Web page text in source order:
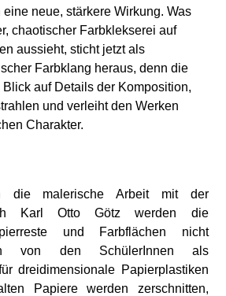
neue, stärkere Wirkung. Was
chaotischer Farbklekserei auf
aussieht, sticht jetzt als
Farbklang heraus, denn die
auf Details der Komposition,
und verleiht den Werken
Charakter.
die malerische Arbeit mit der
Karl Otto Götz werden die
und Farbflächen nicht
von den SchülerInnen als
dreidimensionale Papierplastiken
Papiere werden zerschnitten,